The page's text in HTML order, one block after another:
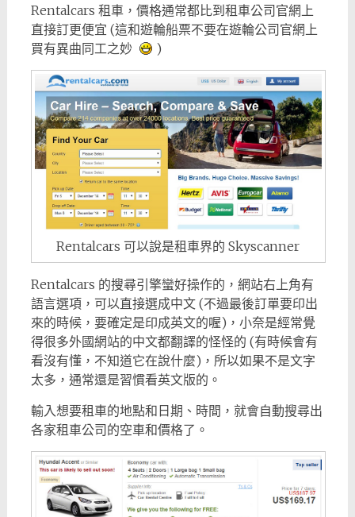
Rentalcars 租車，價格通常都比到租車公司官網上
直接訂更便宜 (這和遊輪船票不要在遊輪公司官網上
買有異曲同工之妙
)
Rentalcars 可以說是租車界的 Skyscanner
Rentalcars 的搜尋引擎蠻好操作的，網站右上角有
語言選項，可以直接選成中文 (不過最後訂單要印出
來的時候，要確定是印成英文的喔)，小奈是經常覺
得很多外國網站的中文都翻譯的怪怪的 (有時候會有
看沒有懂，不知道它在說什麼)，所以如果不是文字
太多，通常還是習慣看英文版的。
輸入想要租車的地點和日期、時間，就會自動搜尋出
各家租車公司的空車和價格了。